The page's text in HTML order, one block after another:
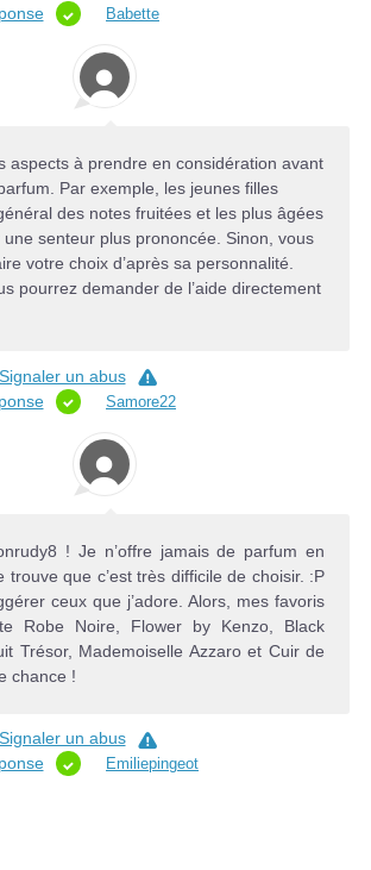
Babette
aspects à prendre en considération avant
Par exemple, les jeunes filles
des notes fruitées et les plus âgées
senteur plus prononcée. Sinon, vous
votre choix d’après sa personnalité.
pourrez demander de l’aide directement
Signaler un abus
Samore22
! Je n’offre jamais de parfum en
trouve que c’est très difficile de choisir. :P
ceux que j’adore. Alors, mes favoris
Robe Noire, Flower by Kenzo, Black
Trésor, Mademoiselle Azzaro et Cuir de
chance !
Signaler un abus
Emiliepingeot